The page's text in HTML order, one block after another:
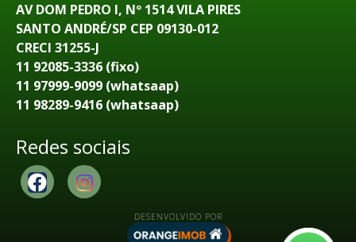
AV DOM PEDRO I, Nº 1514 VILA PIRES
SANTO ANDRÉ/SP CEP 09130-012
CRECI 31255-J
11 92085-3336 (fixo)
11 97999-9099 (whatsaap)
11 98289-9416 (whatsaap)
Redes sociais
DESENVOLVIDO POR